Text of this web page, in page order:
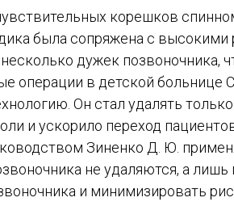
корешков
была сопряжена с
дужек позвоночника,
операции в детской больнице
Он стал удалять
и ускорило переход
Зиненко Д. Ю.
не удаляются, а
и минимизировать